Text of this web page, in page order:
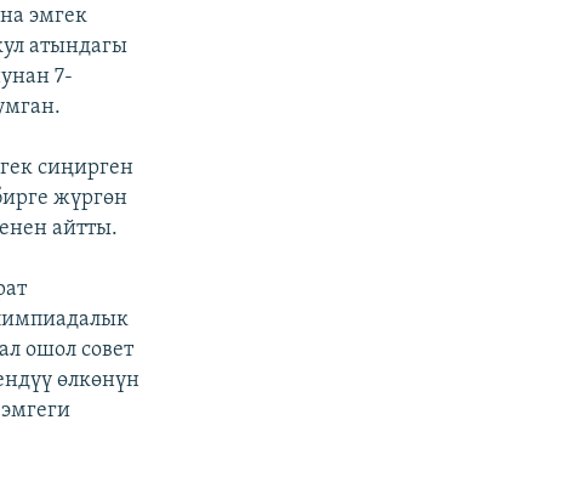
эмгек
атындагы
7-
сиңирген
жүргөн
айтты.
ошол совет
өлкөнүн